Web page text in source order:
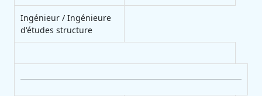
Ingénieur / Ingénieure
d'études structure